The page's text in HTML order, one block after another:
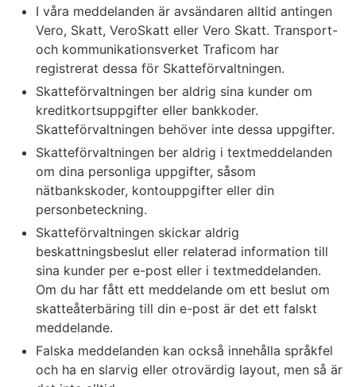
I våra meddelanden är avsändaren alltid antingen
Vero, Skatt, VeroSkatt eller Vero Skatt. Transport-
och kommunikationsverket Traficom har
registrerat dessa för Skatteförvaltningen.
Skatteförvaltningen ber aldrig sina kunder om
kreditkortsuppgifter eller bankkoder.
Skatteförvaltningen behöver inte dessa uppgifter.
Skatteförvaltningen ber aldrig i textmeddelanden
om dina personliga uppgifter, såsom
nätbankskoder, kontouppgifter eller din
personbeteckning.
Skatteförvaltningen skickar aldrig
beskattningsbeslut eller relaterad information till
sina kunder per e-post eller i textmeddelanden.
Om du har fått ett meddelande om ett beslut om
skatteåterbäring till din e-post är det ett falskt
meddelande.
Falska meddelanden kan också innehålla språkfel
och ha en slarvig eller otrovärdig layout, men så är